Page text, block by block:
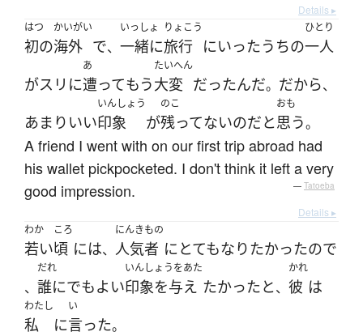
Details ▸
はつ
初の
かいがい
海外 で、
いっしょ
一緒に
りょこう
旅行 にいったうちの
ひとり
一人
がスリ に
あ
遭ってもう
たいへん
大変 だったんだ。 だから、
あまり いい
いんしょう
印象 が
のこ
残ってないのだと
おも
思う。
A friend I went with on our first trip abroad had
his wallet pickpocketed. I don't think it left a very
good impression.
— Tatoeba
Details ▸
わか
若い
ころ
頃 には、
にんきもの
人気者 にとてもなりたかったので
、
だれ
誰にでもよい
いんしょうをあた
印象を与え たかったと、
かれ
彼 は
わたし
私 に
い
言った。